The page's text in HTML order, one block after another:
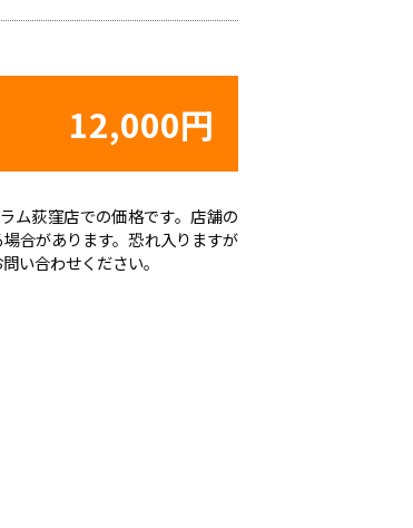
12,000円
ム荻窪店での価格です。店舗の
合があります。恐れ入りますが
い合わせください。